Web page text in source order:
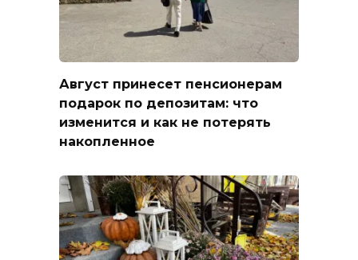
Август принесет пенсионерам
подарок по депозитам: что
изменится и как не потерять
накопленное